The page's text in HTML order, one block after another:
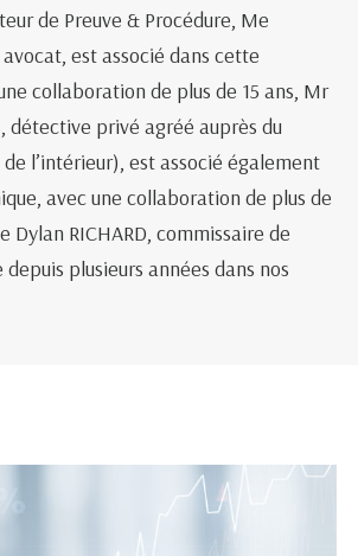
de Preuve & Procédure, Me
est associé dans cette
collaboration de plus de 15 ans, Mr
détective privé agréé auprès du
l’intérieur), est associé également
avec une collaboration de plus de
Dylan RICHARD, commissaire de
plusieurs années dans nos